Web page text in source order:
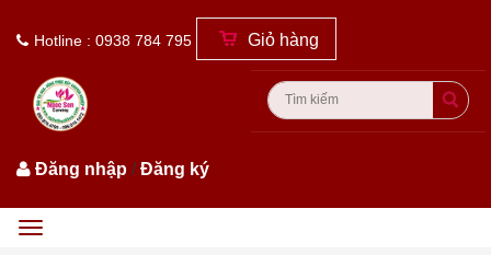
Hotline : 0938 784 795 Giỏ hàng
Đăng nhập /Đăng ký
Menu